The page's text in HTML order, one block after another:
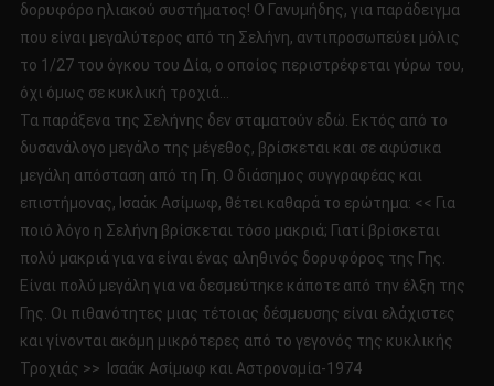
δορυφόρο ηλιακού συστήματος! Ο Γανυμήδης, για παράδειγμα
που είναι μεγαλύτερος από τη Σελήνη, αντιπροσωπεύει μόλις
το 1/27 του όγκου του Δία, ο οποίος περιστρέφεται γύρω του,
όχι όμως σε κυκλική τροχιά…
Τα παράξενα της Σελήνης δεν σταματούν εδώ. Εκτός από το
δυσανάλογο μεγάλο της μέγεθος, βρίσκεται και σε αφύσικα
μεγάλη απόσταση από τη Γη. Ο διάσημος συγγραφέας και
επιστήμονας, Ισαάκ Ασίμωφ, θέτει καθαρά το ερώτημα: << Για
ποιό λόγο η Σελήνη βρίσκεται τόσο μακριά; Γιατί βρίσκεται
πολύ μακριά για να είναι ένας αληθινός δορυφόρος της Γης.
Είναι πολύ μεγάλη για να δεσμεύτηκε κάποτε από την έλξη της
Γης. Οι πιθανότητες μιας τέτοιας δέσμευσης είναι ελάχιστες
και γίνονται ακόμη μικρότερες από το γεγονός της κυκλικής
Τροχιάς >> Ισαάκ Ασίμωφ και Αστρονομία-1974